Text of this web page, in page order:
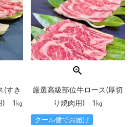
(すき
) 1㎏
厳選高級部位牛ロース(厚切
り焼肉用) 1㎏
クール便でお届け